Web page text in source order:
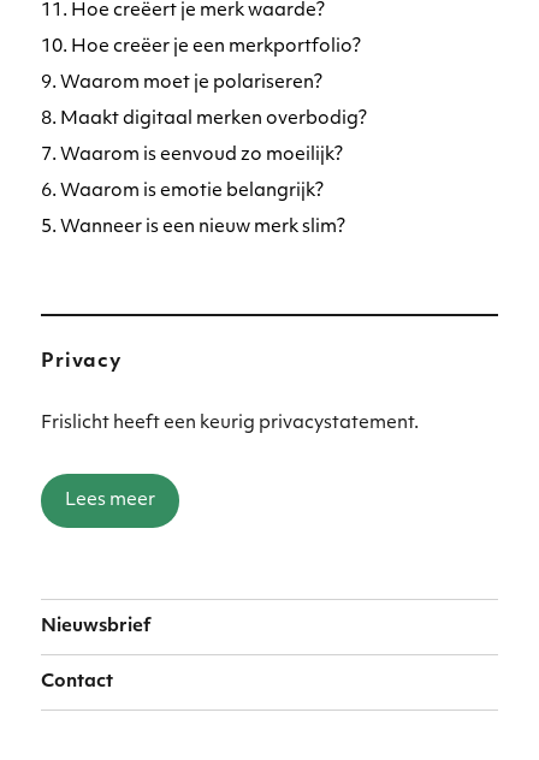
11. Hoe creëert je merk waarde?
10. Hoe creëer je een merkportfolio?
9. Waarom moet je polariseren?
8. Maakt digitaal merken overbodig?
7. Waarom is eenvoud zo moeilijk?
6. Waarom is emotie belangrijk?
5. Wanneer is een nieuw merk slim?
Privacy
Frislicht heeft een keurig privacystatement.
Lees meer
Nieuwsbrief
Contact